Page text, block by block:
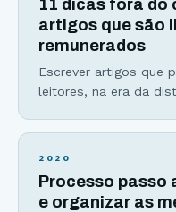
mesmo papel –
11 dicas fora do
artigos que são
remunerados
Escrever artigos que
leitores, na era da
leem mais. Talvez
foram as mídias:
2020
Processo passo
e organizar as